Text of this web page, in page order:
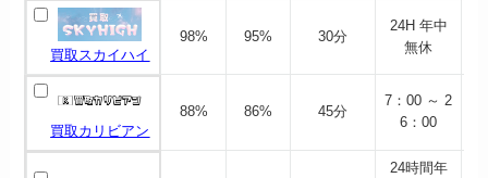
買取スカイハイ
98% 95% 30分
24H 年中
無休
買取カリビアン
88% 86% 45分
7：00 ～ 2
6：00
24時間年